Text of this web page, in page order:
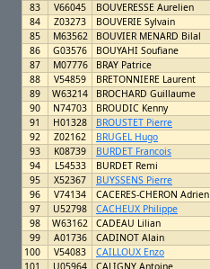
83
V66045 BOUVERESSE Aurelien
84
Z03273 BOUVERIE Sylvain
85
M63562 BOUVIER MENARD Bilal
86
G03576 BOUYAHI Soufiane
87
M07776 BRAY Patrice
88
V54859 BRETONNIERE Laurent
89
W63214 BROCHARD Guillaume
90
N74703 BROUDIC Kenny
91
H01328 BROUSTET Pierre
92
Z02162 BRUGEL Hugo
93
K08739 BURDET Francois
94
L54533 BURDET Remi
95
X52367 BUYSSENS Pierre
96
V74134 CACERES-CHERON Adrien
97
U52798 CACHEUX Philippe
98
W63162 CADEAU Lilian
99
A01736 CADINOT Alain
100
V54083 CAILLOUX Enzo
101
U05964 CALIGNY Antoine